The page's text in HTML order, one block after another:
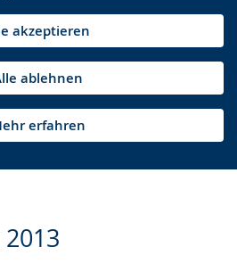
akzeptieren
ablehnen
erfahren